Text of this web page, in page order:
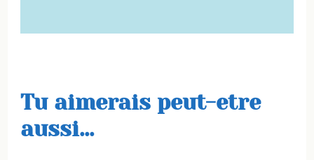
Tu aimerais peut-etre
aussi...